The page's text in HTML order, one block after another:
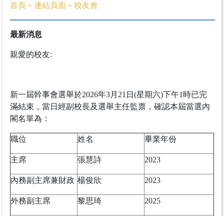
首頁 » 連結頁面 » 校友會
最新消息
親愛的校友:
新一屆幹事會選舉於2026年3月21日(星期六)下午1時已完
滿結束，當日經副校長及選舉主任監票，確認本屆當選內
閣名單為：
職位 姓名 畢業年份
主席 張慧詩 2023
內務副主席兼財政 楊俊欣 2023
外務副主席 黎思琦 2025